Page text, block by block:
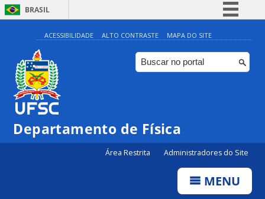
BRASIL
Simplifique!
Comunica BR
Participe
Canais
ACESSIBILIDADE ALTO CONTRASTE MAPA DO SITE
Departamento de Física
Área Restrita Administradores do Site
MENU